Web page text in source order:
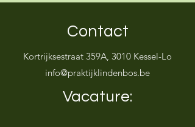
Contact
Kortrijksestraat 359A, 3010 Kessel-Lo
info@praktijklindenbos.be
Vacature: